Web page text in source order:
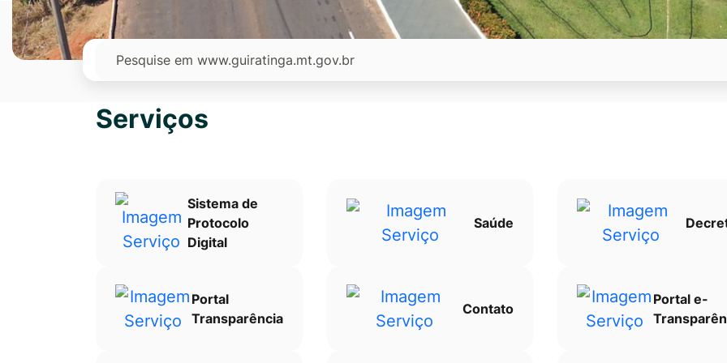
Ir
para
rodapé
[alt+4]
Pesquisar
Serviços
Sistema de
Protocolo
Digital
Saúde
Portal
Transparência
Contato
Portal e-